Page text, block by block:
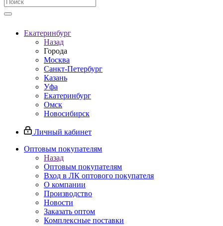
Екатеринбург
Назад
Города
Москва
Санкт-Петербург
Казань
Уфа
Екатеринбург
Омск
Новосибирск
Личный кабинет
Оптовым покупателям
Назад
Оптовым покупателям
Вход в ЛК оптового покупателя
О компании
Производство
Новости
Заказать оптом
Комплексные поставки